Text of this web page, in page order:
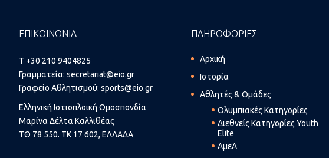
ΕΠΙΚΟΙΝΩΝΙΑ
T +30 210 9404825
Γραμματεία: secretariat@eio.gr
Γραφείο Αθλητισμού: sports@eio.gr
Ελληνική Ιστιοπλοική Ομοσπονδία
Μαρίνα Δέλτα Καλλιθέας
ΤΘ 78 550. ΤΚ 17 602, ΕΛΛΑΔΑ
ΠΛΗΡΟΦΟΡΙΕΣ
Αρχική
Ιστορία
Αθλητές & Ομάδες
Ολυμπιακές Κατηγορίες
Διεθνείς Κατηγορίες Youth
Elite
ΑμεΑ